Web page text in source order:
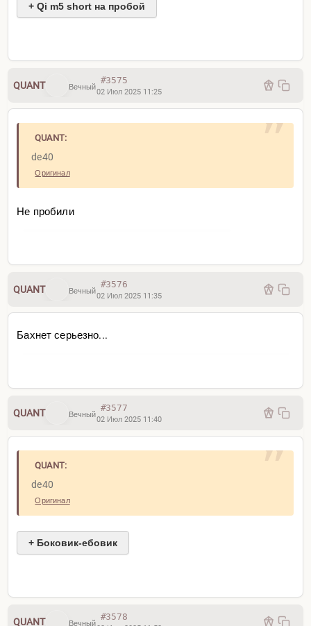
+ Qi m5 short на пробой
QUANT Вечный
#3575
02 Июл 2025 11:25
QUANT:
de40
Оригинал
Не пробили
QUANT Вечный
#3576
02 Июл 2025 11:35
Бахнет серьезно...
QUANT Вечный
#3577
02 Июл 2025 11:40
QUANT:
de40
Оригинал
+ Боковик-ебовик
QUANT Вечный
#3578